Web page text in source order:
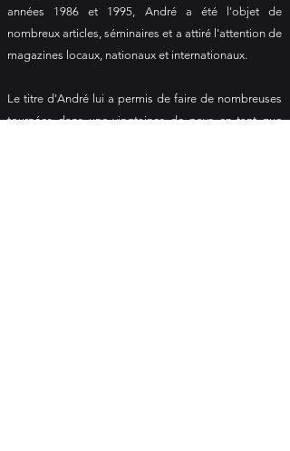
années 1986 et 1995, André a été l'objet de
nombreux articles, séminaires et a attiré l'attention de
magazines locaux, nationaux et internationaux.
Le titre d'André lui a permis de faire de nombreuses
tournées dans une vingtaines de pays en tant que